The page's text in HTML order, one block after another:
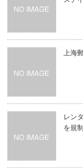
上海
レン
を規制